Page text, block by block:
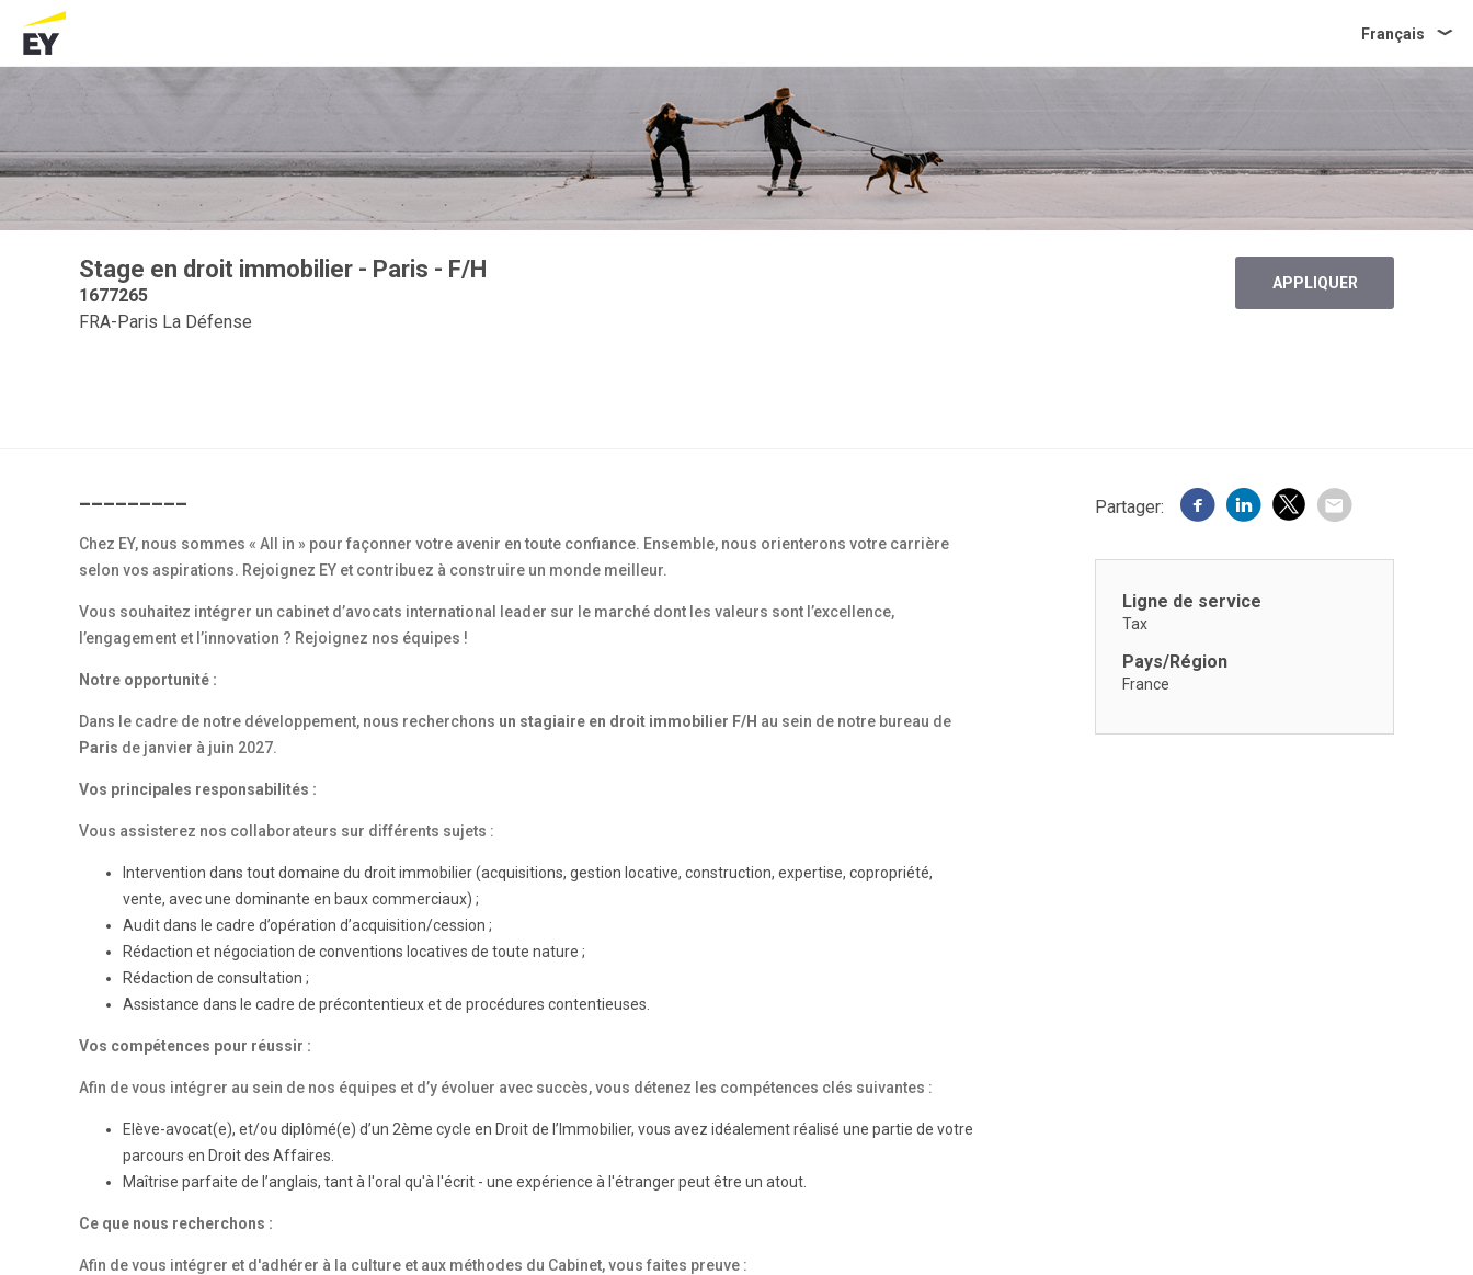
Français
Stage en droit immobilier - Paris - F/H
1677265
FRA-Paris La Défense
APPLIQUER
_________
Chez EY, nous sommes « All in » pour façonner votre avenir en toute confiance. Ensemble, nous orienterons votre carrière
selon vos aspirations. Rejoignez EY et contribuez à construire un monde meilleur.
Vous souhaitez intégrer un cabinet d’avocats international leader sur le marché dont les valeurs sont l’excellence,
l’engagement et l’innovation ? Rejoignez nos équipes !
Notre opportunité :
Dans le cadre de notre développement, nous recherchons un stagiaire en droit immobilier F/H au sein de notre bureau de
Paris de janvier à juin 2027.
Vos principales responsabilités :
Vous assisterez nos collaborateurs sur différents sujets :
Intervention dans tout domaine du droit immobilier (acquisitions, gestion locative, construction, expertise, copropriété,
vente, avec une dominante en baux commerciaux) ;
Audit dans le cadre d’opération d’acquisition/cession ;
Rédaction et négociation de conventions locatives de toute nature ;
Rédaction de consultation ;
Assistance dans le cadre de précontentieux et de procédures contentieuses.
Vos compétences pour réussir :
Afin de vous intégrer au sein de nos équipes et d’y évoluer avec succès, vous détenez les compétences clés suivantes :
Elève-avocat(e), et/ou diplômé(e) d’un 2ème cycle en Droit de l’Immobilier, vous avez idéalement réalisé une partie de votre
parcours en Droit des Affaires.
Maîtrise parfaite de l’anglais, tant à l'oral qu'à l'écrit - une expérience à l'étranger peut être un atout.
Ce que nous recherchons :
Afin de vous intégrer et d'adhérer à la culture et aux méthodes du Cabinet, vous faites preuve :
Partager:
Ligne de service
Tax
Pays/Région
France